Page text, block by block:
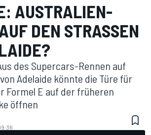
AUSTRALIEN-
DEN STRASSEN V
des Supercars-Rennen auf
Adelaide könnte die Türe für
Formel E auf der früheren
öffnen